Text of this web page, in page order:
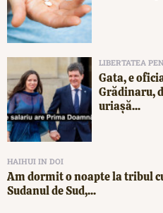
LIBERTATEA
Gata, e
Grădinaru,
uriașă...
HAIHUI IN DOI
Am dormit o noapte la tribul
Sudanul de Sud,...